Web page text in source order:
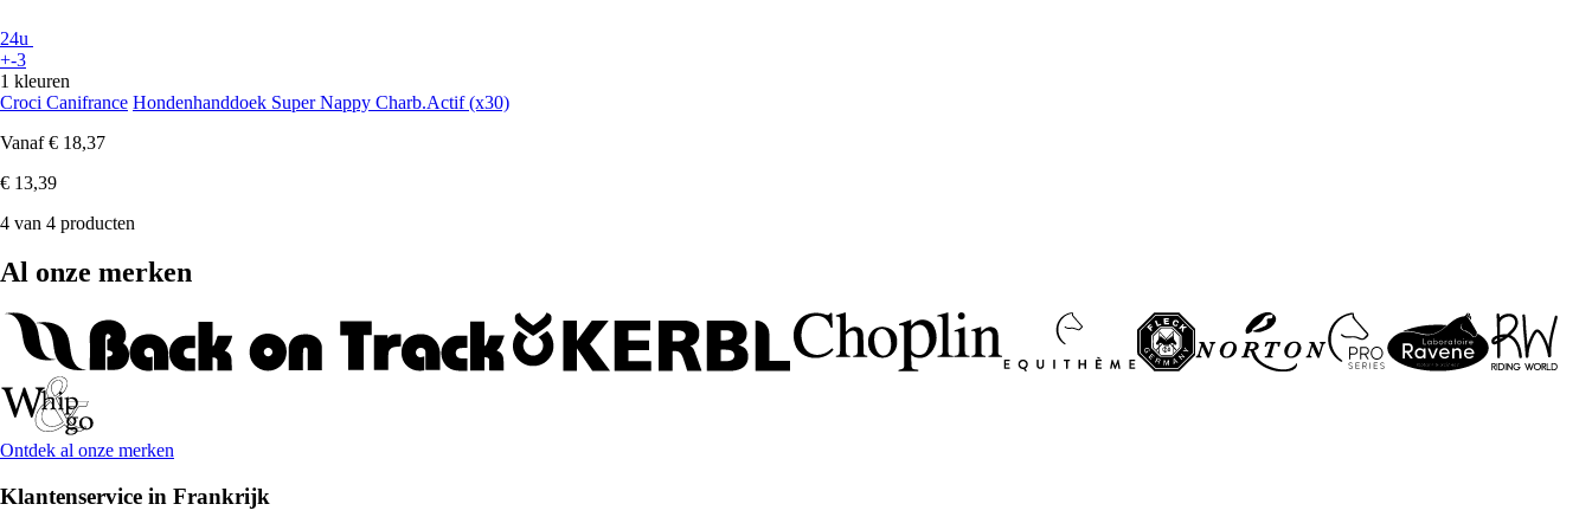
24u
+-3
1 kleuren
Croci Canifrance Hondenhanddoek Super Nappy Charb.Actif (x30)
Vanaf € 18,37
€ 13,39
4 van 4 producten
Al onze merken
Ontdek al onze merken
Klantenservice in Frankrijk